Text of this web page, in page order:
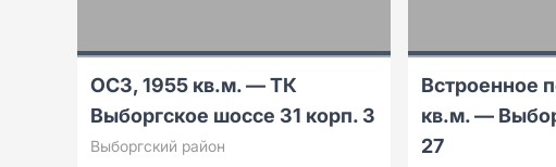
ОСЗ, 1955 кв.м. — ТК
Выборгское шоссе 31 корп. 3
Выборгский район
Встроенное
кв.м. —
27